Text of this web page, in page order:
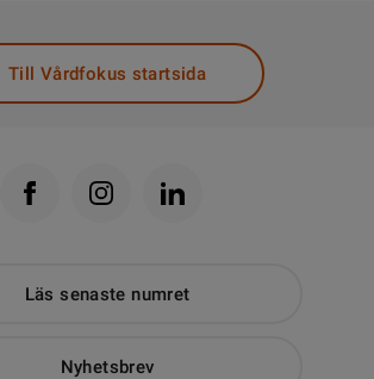
Till Vårdfokus startsida
Läs senaste numret
Nyhetsbrev